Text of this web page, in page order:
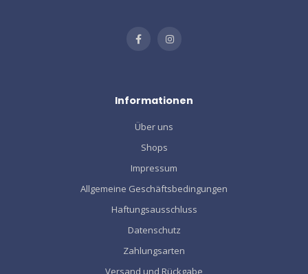
Informationen
Über uns
Shops
Impressum
Allgemeine Geschäftsbedingungen
Haftungsausschluss
Datenschutz
Zahlungsarten
Versand und Rückgabe